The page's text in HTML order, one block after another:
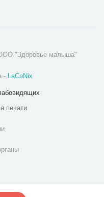
"Здоровье малыша"
- LaCoNix
печати